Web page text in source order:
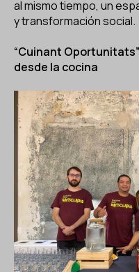
al mismo tiempo, un
y transformación social.
“Cuinant
desde la cocina